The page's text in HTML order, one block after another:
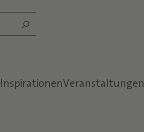
InspirationenVeranstaltungen